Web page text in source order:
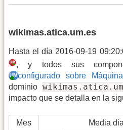
wikimas.atica.um.es
Hasta el día 2016-09-19
, y todos sus
configurado sobre
dominio
impacto que se detalla en la
Mes
Media